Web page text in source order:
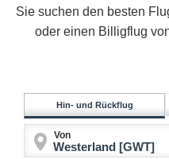
Sie suchen den besten
oder einen Billigflug
Hin- und Rückflug
Von